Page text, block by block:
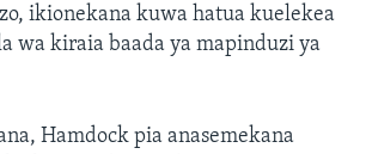
ikionekana kuwa hatua kuelekea
wa kiraia baada ya mapinduzi ya
Hamdock pia anasemekana